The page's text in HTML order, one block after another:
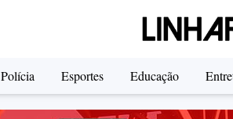
Polícia Esportes Educação